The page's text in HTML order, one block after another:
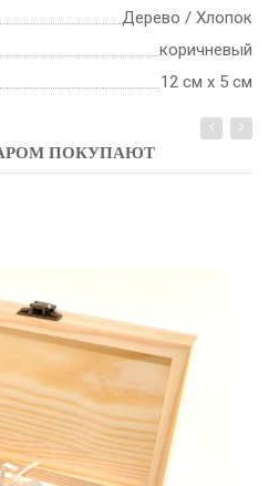
Дерево / Хлопок
коричневый
12 см х 5 см
ПОКУПАЮТ